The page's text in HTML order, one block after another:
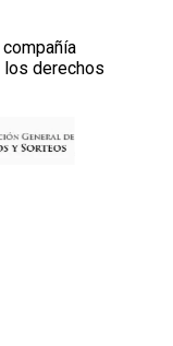
los derechos